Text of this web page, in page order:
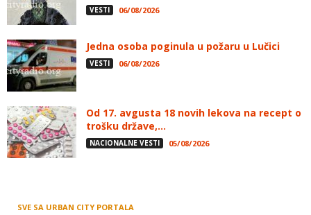
VESTI 06/08/2026
Jedna osoba poginula u požaru u Lučici
VESTI 06/08/2026
Od 17. avgusta 18 novih lekova na recept o
trošku države,...
NACIONALNE VESTI 05/08/2026
SVE SA URBAN CITY PORTALA